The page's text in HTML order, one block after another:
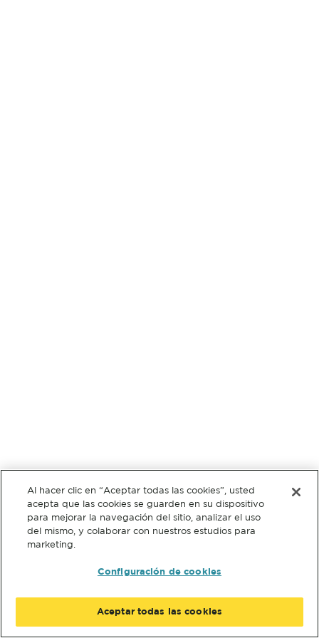
Al hacer clic en “Aceptar todas las cookies”, usted
acepta que las cookies se guarden en su dispositivo
para mejorar la navegación del sitio, analizar el uso
del mismo, y colaborar con nuestros estudios para
marketing.
Configuración de cookies
Aceptar todas las cookies